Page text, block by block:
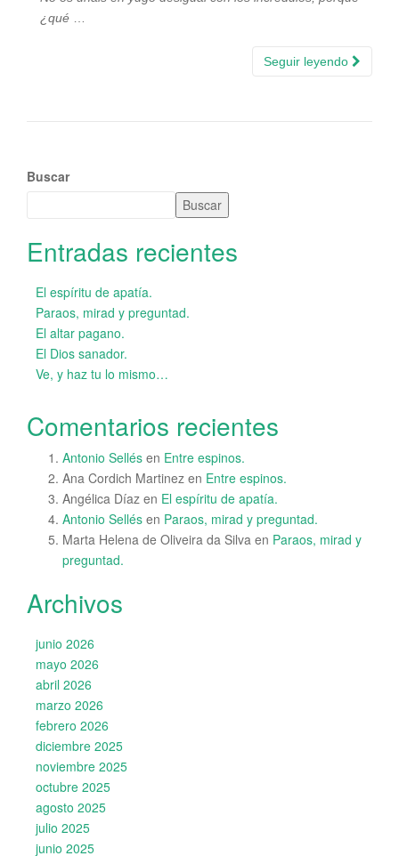
¿qué
Seguir leyendo
Buscar
Buscar
Entradas recientes
El espíritu de apatía.
Paraos, mirad y preguntad.
El altar pagano.
El Dios sanador.
Ve, y haz tu lo mismo…
Comentarios recientes
Antonio Sellés en Entre espinos.
Ana Cordich Martinez en Entre espinos.
Angélica Díaz en El espíritu de apatía.
Antonio Sellés en Paraos, mirad y preguntad.
Marta Helena de Oliveira da Silva en Paraos, mirad y
preguntad.
Archivos
junio 2026
mayo 2026
abril 2026
marzo 2026
febrero 2026
diciembre 2025
noviembre 2025
octubre 2025
agosto 2025
julio 2025
junio 2025